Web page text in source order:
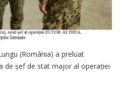
(România) a preluat
de șef de stat major al operației